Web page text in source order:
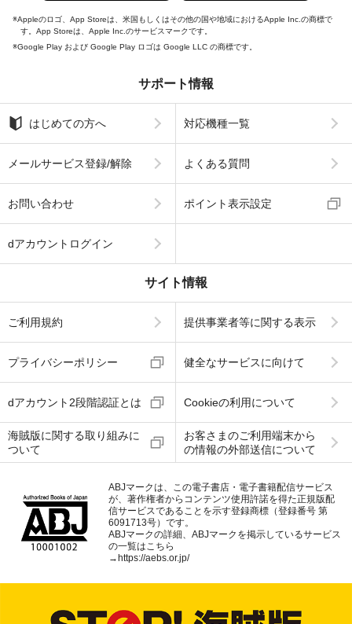
Appleのロゴ、App Storeは、米国もしくはその他の国や地域におけるApple Inc.の商標で
す。App Storeは、Apple Inc.のサービスマークです。
Google Play および Google Play ロゴは Google LLC の商標です。
サポート情報
はじめての方へ 対応機種一覧
メールサービス登録/解除 よくある質問
お問い合わせ ポイント表示設定
dアカウントログイン
サイト情報
ご利用規約 提供事業者等に関する表示
プライバシーポリシー 健全なサービスに向けて
dアカウント2段階認証とは Cookieの利用について
海賊版に関する取り組みに
ついて
お客さまのご利用端末から
の情報の外部送信について
ABJマークは、この電子書店・電子書籍配信サービス
が、著作権者からコンテンツ使用許諾を得た正規版配
信サービスであることを示す登録商標（登録番号 第
6091713号）です。
ABJマークの詳細、ABJマークを掲示しているサービス
の一覧はこちら
→https://aebs.or.jp/